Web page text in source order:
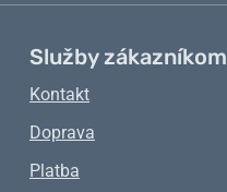
Služby zákazníkom
Kontakt
Doprava
Platba